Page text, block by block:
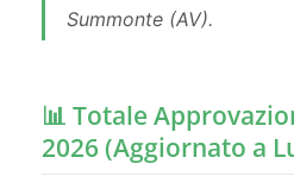
Summonte (AV).
📊 Totale
2026 (Aggiornato a